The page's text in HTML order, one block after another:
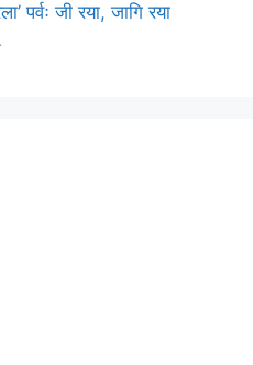
पर्वः जी रया, जागि रया